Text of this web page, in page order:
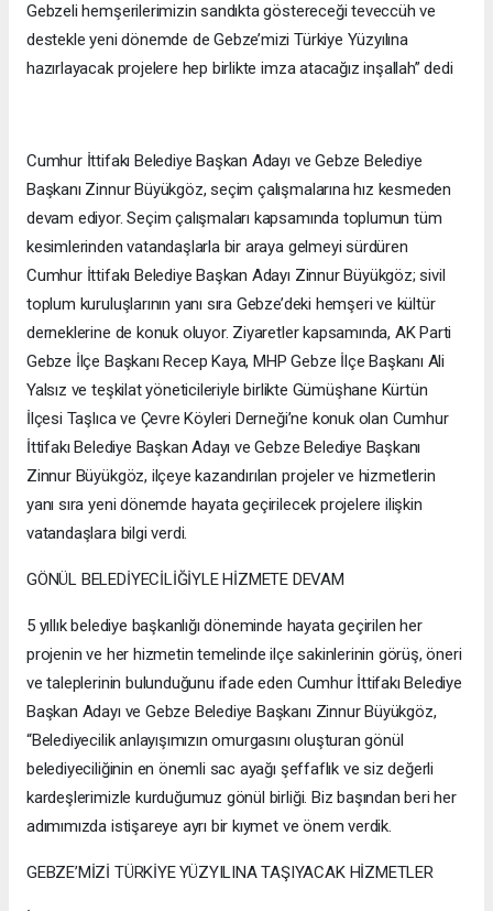
Gebzeli hemşerilerimizin sandıkta göstereceği teveccüh ve
destekle yeni dönemde de Gebze’mizi Türkiye Yüzyılına
hazırlayacak projelere hep birlikte imza atacağız inşallah” dedi
Cumhur İttifakı Belediye Başkan Adayı ve Gebze Belediye
Başkanı Zinnur Büyükgöz, seçim çalışmalarına hız kesmeden
devam ediyor. Seçim çalışmaları kapsamında toplumun tüm
kesimlerinden vatandaşlarla bir araya gelmeyi sürdüren
Cumhur İttifakı Belediye Başkan Adayı Zinnur Büyükgöz; sivil
toplum kuruluşlarının yanı sıra Gebze’deki hemşeri ve kültür
derneklerine de konuk oluyor. Ziyaretler kapsamında, AK Parti
Gebze İlçe Başkanı Recep Kaya, MHP Gebze İlçe Başkanı Ali
Yalsız ve teşkilat yöneticileriyle birlikte Gümüşhane Kürtün
İlçesi Taşlıca ve Çevre Köyleri Derneği’ne konuk olan Cumhur
İttifakı Belediye Başkan Adayı ve Gebze Belediye Başkanı
Zinnur Büyükgöz, ilçeye kazandırılan projeler ve hizmetlerin
yanı sıra yeni dönemde hayata geçirilecek projelere ilişkin
vatandaşlara bilgi verdi.
GÖNÜL BELEDİYECİLİĞİYLE HİZMETE DEVAM
5 yıllık belediye başkanlığı döneminde hayata geçirilen her
projenin ve her hizmetin temelinde ilçe sakinlerinin görüş, öneri
ve taleplerinin bulunduğunu ifade eden Cumhur İttifakı Belediye
Başkan Adayı ve Gebze Belediye Başkanı Zinnur Büyükgöz,
“Belediyecilik anlayışımızın omurgasını oluşturan gönül
belediyeciliğinin en önemli sac ayağı şeffaflık ve siz değerli
kardeşlerimizle kurduğumuz gönül birliği. Biz başından beri her
adımımızda istişareye ayrı bir kıymet ve önem verdik.
GEBZE’MİZİ TÜRKİYE YÜZYILINA TAŞIYACAK HİZMETLER